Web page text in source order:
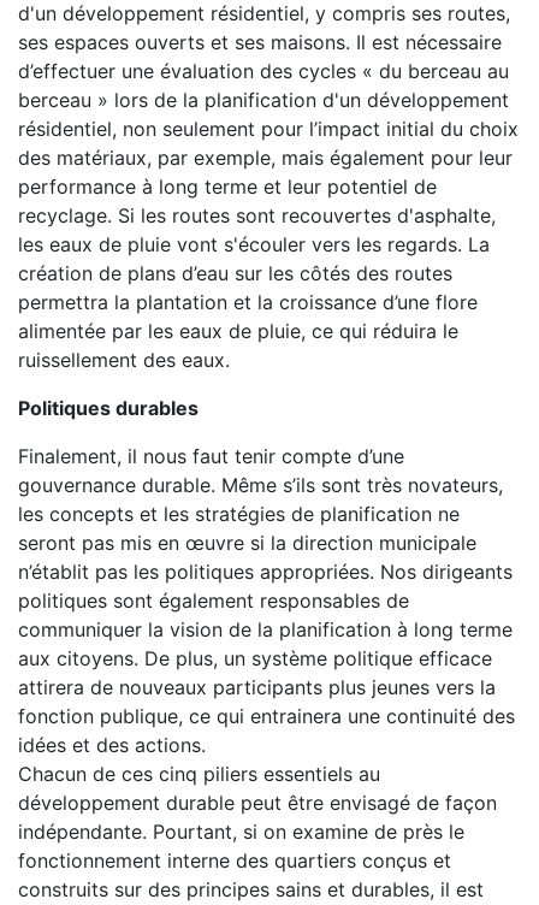
d'un développement résidentiel, y compris ses routes,
ses espaces ouverts et ses maisons. Il est nécessaire
d’effectuer une évaluation des cycles « du berceau au
berceau » lors de la planification d'un développement
résidentiel, non seulement pour l’impact initial du choix
des matériaux, par exemple, mais également pour leur
performance à long terme et leur potentiel de
recyclage. Si les routes sont recouvertes d'asphalte,
les eaux de pluie vont s'écouler vers les regards. La
création de plans d’eau sur les côtés des routes
permettra la plantation et la croissance d’une flore
alimentée par les eaux de pluie, ce qui réduira le
ruissellement des eaux.
Politiques durables
Finalement, il nous faut tenir compte d’une
gouvernance durable. Même s’ils sont très novateurs,
les concepts et les stratégies de planification ne
seront pas mis en œuvre si la direction municipale
n’établit pas les politiques appropriées. Nos dirigeants
politiques sont également responsables de
communiquer la vision de la planification à long terme
aux citoyens. De plus, un système politique efficace
attirera de nouveaux participants plus jeunes vers la
fonction publique, ce qui entrainera une continuité des
idées et des actions.
Chacun de ces cinq piliers essentiels au
développement durable peut être envisagé de façon
indépendante. Pourtant, si on examine de près le
fonctionnement interne des quartiers conçus et
construits sur des principes sains et durables, il est